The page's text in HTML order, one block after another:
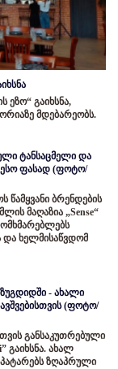
ეზო“ გაიხსნა,
მდებარეობს.
ტანსაცმელი და
ფასად (ფოტო/
ბრენდების
მაღაზია „Sense“
და ხელმისაწვდომ
ზუგდიდში - ახალი
(ფოტო/
განსაკუთრებული
გაიხსნა. ახალ
ზღაპრული